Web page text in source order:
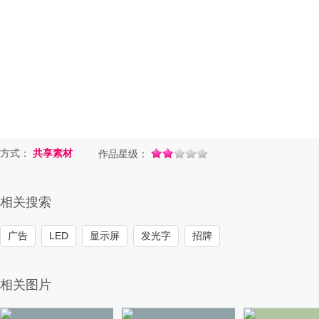
方式： 共享素材 作品星级：
相关搜索
广告 LED 显示屏 发光字 招牌
相关图片